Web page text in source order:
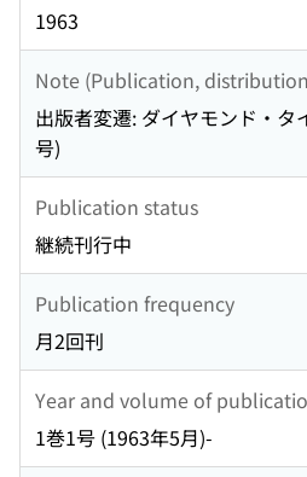
1963
Note (Publication,
出版者変遷: ダイヤモンド・タ
号)
Publication status
継続刊行中
Publication frequency
月2回刊
Year and volume of
1巻1号 (1963年5月)-